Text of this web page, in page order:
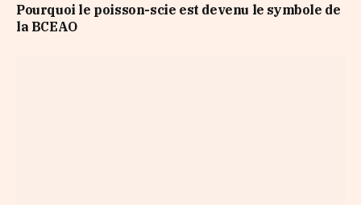
Pourquoi le poisson-scie est devenu le symbole de
la BCEAO